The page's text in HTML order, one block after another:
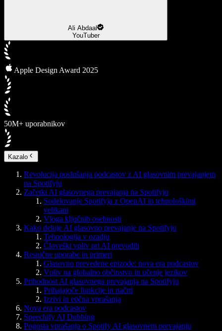
Ali Abdaal
YouTuber
Apple Design Award 2025
50M+ uporabnikov
Kazalo
Revolucija poslušanja podcastov z AI glasovnim prevajanjem
na Spotifyju
Začetki AI glasovnega prevajanja na Spotifyju
Sodelovanje Spotifyja z OpenAI in tehnološkimi
velikani
Vloga ključnih osebnosti
Kako deluje AI glasovno prevajanje na Spotifyju
Tehnologija v ozadju
Človeški vpliv pri AI prevodih
Resnične uporabe in primeri
Glasovno prevedene epizode: nova era podcastov
Vpliv na globalno občinstvo in učenje jezikov
Prihodnost AI glasovnega prevajanja na Spotifyju
Prihajajoče funkcije in načrti
Izzivi in etična vprašanja
Nova era podcastov
Speechify AI Dubbing
Pogosta vprašanja o Spotify AI glasovnem prevajanju